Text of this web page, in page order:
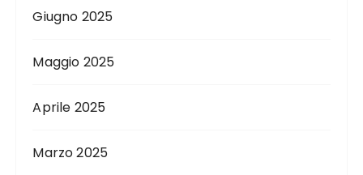
Giugno 2025
Maggio 2025
Aprile 2025
Marzo 2025